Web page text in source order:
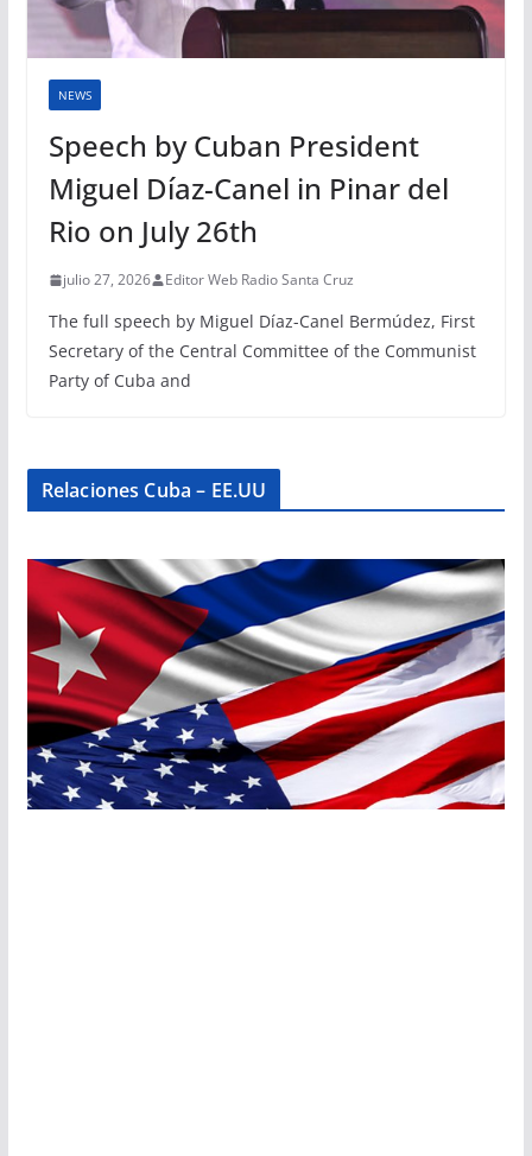
NEWS
Speech by Cuban President
Miguel Díaz-Canel in Pinar del
Rio on July 26th
julio 27, 2026 Editor Web Radio Santa Cruz
The full speech by Miguel Díaz-Canel Bermúdez, First
Secretary of the Central Committee of the Communist
Party of Cuba and
Relaciones Cuba – EE.UU